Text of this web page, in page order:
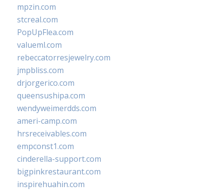
mpzin.com
stcreal.com
PopUpFlea.com
valueml.com
rebeccatorresjewelry.com
jmpbliss.com
drjorgerico.com
queensushipa.com
wendyweimerdds.com
ameri-camp.com
hrsreceivables.com
empconst1.com
cinderella-support.com
bigpinkrestaurant.com
inspirehuahin.com